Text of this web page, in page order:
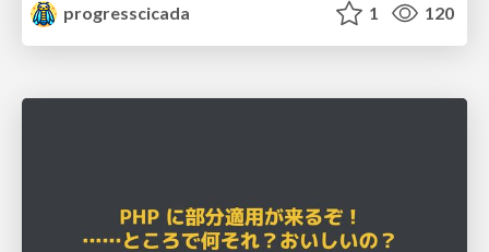
progresscicada
1 120